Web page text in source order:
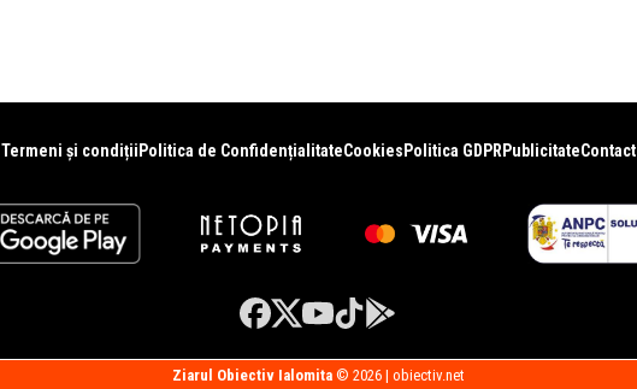
Termeni și condiții Politica de ConfidențialitateCookies Politica GDPR PublicitateContact
Ziarul Obiectiv Ialomita© 2026 | obiectiv.net